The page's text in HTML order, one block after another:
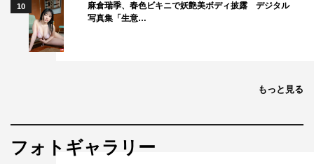
10
麻倉瑞季、春色ビキニで妖艶美ボディ披露 デジタル
写真集「生意…
もっと見る
フォトギャラリー